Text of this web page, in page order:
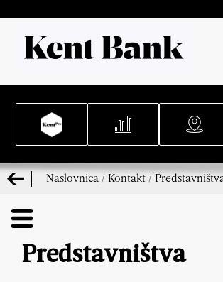
Naslovnica / Kontakt /
Predstavništva